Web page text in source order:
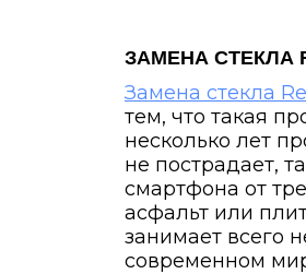
ЗАМЕНА СТЕКЛА
Замена стекла
тем, что такая
несколько лет
не пострадает,
смартфона от
асфальт или
занимает всего
современном